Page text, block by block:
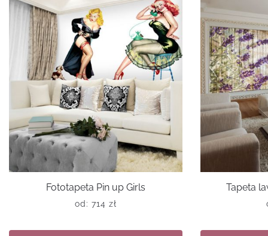
Fototapeta Pin up Girls
od: 714 zł
Tapeta